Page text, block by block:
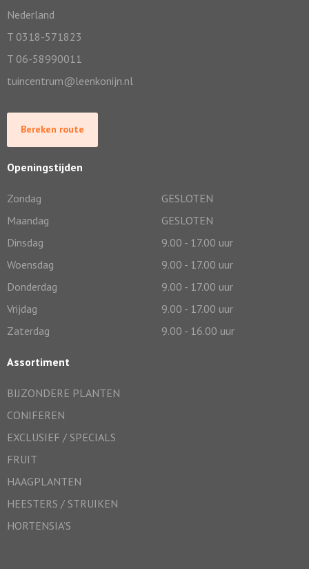
Nederland
T 0318-571823
T 06-58990011
tuincentrum@leenkonijn.nl
Bereken route
Openingstijden
Zondag
GESLOTEN
Maandag
GESLOTEN
Dinsdag
9.00 - 17.00 uur
Woensdag
9.00 - 17.00 uur
Donderdag
9.00 - 17.00 uur
Vrijdag
9.00 - 17.00 uur
Zaterdag
9.00 - 16.00 uur
Assortiment
BIJZONDERE PLANTEN
CONIFEREN
EXCLUSIEF / SPECIALS
FRUIT
HAAGPLANTEN
HEESTERS / STRUIKEN
HORTENSIA’S